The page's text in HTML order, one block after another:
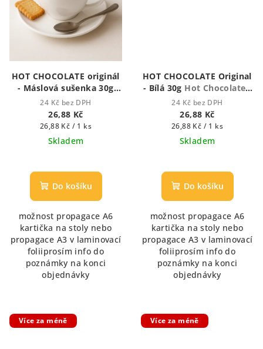
HOT CHOCOLATE originál
- Máslová sušenka 30g
Hot chocolate -
Houstnoucí krémová
čokoláda
24 Kč bez DPH
26,88 Kč
Měrná
cena:
26,88 Kč / 1 ks
Skladem
Do košíku
možnost propagace A6
kartička na stoly nebo
propagace A3 v laminovací
foliiprosím info do
poznámky na konci
objednávky
HOT CHOCOLATE Original
- Bílá 30g Hot Chocolate -
Houstnoucí krémová
čokoláda
24 Kč bez DPH
26,88 Kč
Měrná
cena:
26,88 Kč / 1 ks
Skladem
hodnocení
produktu
z
5
hvězdiček.
Do košíku
možnost propagace A6
kartička na stoly nebo
propagace A3 v laminovací
foliiprosím info do
poznámky na konci
objednávky
Více za méně Více za méně